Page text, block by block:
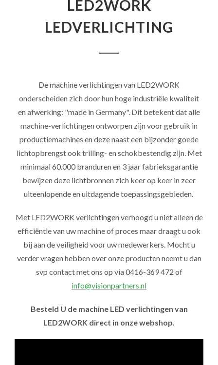
LED2WORK
LEDVERLICHTING
De machine verlichtingen van LED2WORK
onderscheiden zich door hun hoge industriële kwaliteit
en afwerking: "made in Germany". Dit betekent dat alle
machine-verlichtingen ontworpen zijn voor gebruik in
productiemachines en deze naast een bijzonder goede
lichtopbrengst ook trilling- en schokbestendig zijn. Met
minimaal 60.000 branduren en 3 jaar fabrieksgarantie
bewijzen deze lichtbronnen zich keer op keer in zeer
uiteenlopende en uitdagende toepassingsgebieden.
Met LED2WORK verlichtingen verhoogd u niet alleen de
efficiëntie van uw machine of proces maar draagt u ook
bij aan de veiligheid voor uw medewerkers. Mocht u
verder vragen hebben over onze producten neemt u dan
svp contact met ons op via 0416-369 472 of
info@visionpartners.nl
Besteld U de machine LED verlichtingen van
LED2WORK direct in onze webshop.